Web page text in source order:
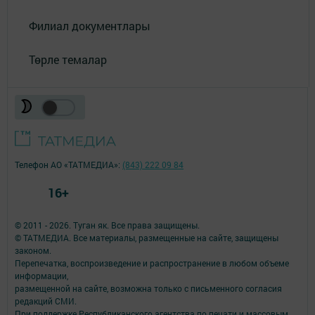
Филиал документлары
Төрле темалар
© 2011 - 2026. Туган як. Все права защищены.
© ТАТМЕДИА. Все материалы, размещенные на сайте, защищены
законом.
Перепечатка, воспроизведение и распространение в любом объеме
информации,
размещенной на сайте, возможна только с письменного согласия
редакций СМИ.
Телефон АО «ТАТМЕДИА»: (843) 222 09 84
16+